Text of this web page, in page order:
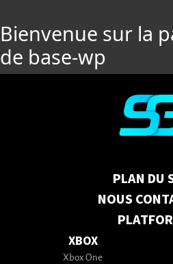
Bienvenue sur la
de base-wp
PLAN DU
NOUS
XBOX
Xbox One